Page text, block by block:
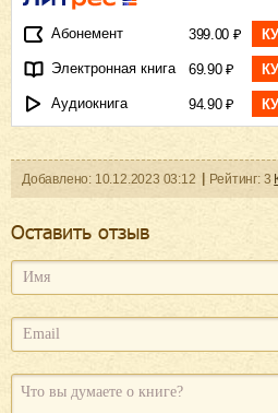
Абонемент 399.00 ₽
Электронная книга 69.90 ₽
Аудиокнига 94.90 ₽
Добавленo: 10.12.2023 03:12 Рейтинг: 3
Оcтавить отзыв